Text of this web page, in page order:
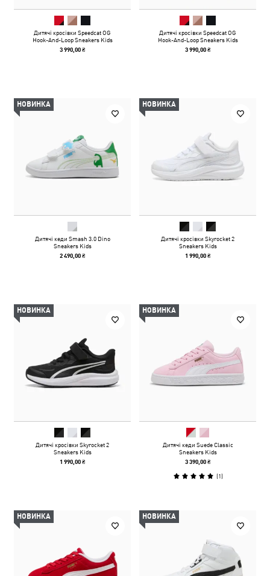
Дитячі кросівки Speedcat OG
Hook-And-Loop Sneakers Kids
3 990,00 ₴
Дитячі кросівки Speedcat OG
Hook-And-Loop Sneakers Kids
3 990,00 ₴
НОВИНКА
Дитячі кеди Smash 3.0 Dino
Sneakers Kids
2 490,00 ₴
НОВИНКА
Дитячі кросівки Skyrocket 2
Sneakers Kids
1 990,00 ₴
НОВИНКА
Дитячі кросівки Skyrocket 2
Sneakers Kids
1 990,00 ₴
НОВИНКА
Дитячі кеди Suede Classic
Sneakers Kids
3 390,00 ₴
(1)
НОВИНКА НОВИНКА